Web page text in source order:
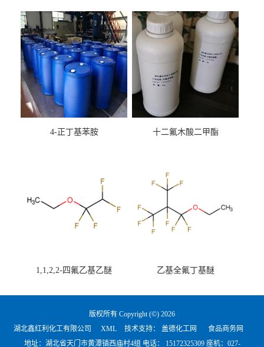
4-正丁基苯胺 十二氟木酸二甲酯
1,1,2,2-四氟乙基乙醚 乙基全氟丁基醚
版权所有 Copyright (©) 2026
湖北鑫红利化工有限公司
XML 技术支持： 盖德化工网
食品商务网
地址：湖北省天门市黄潭镇西庙村4组 电话：
15172325309 座机：027-